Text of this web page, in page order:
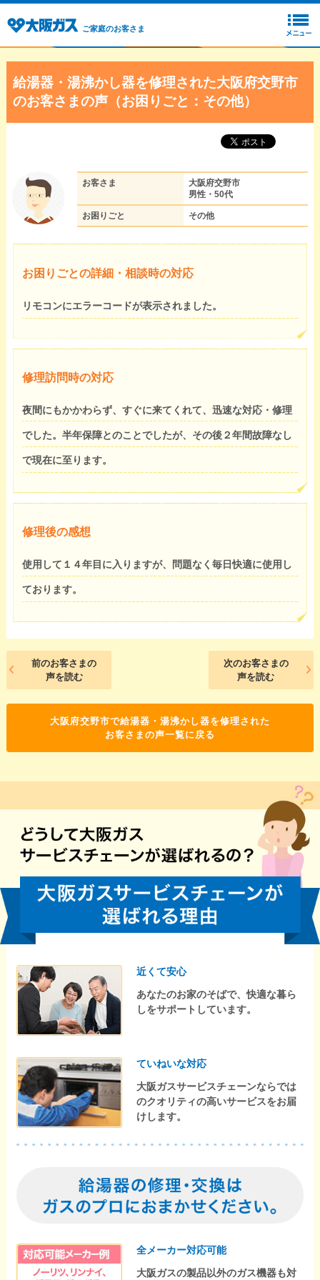
ご家庭のお客さま
給湯器・湯沸かし器を修理された大阪府交野市
のお客さまの声（お困りごと：その他）
お客さま
大阪府交野市
男性・50代
お困りごと その他
お困りごとの詳細・相談時の対応
リモコンにエラーコードが表示されました。
修理訪問時の対応
夜間にもかかわらず、すぐに来てくれて、迅速な対応・修理
でした。半年保障とのことでしたが、その後２年間故障なし
で現在に至ります。
修理後の感想
使用して１４年目に入りますが、問題なく毎日快適に使用し
ております。
前のお客さまの
声を読む
次のお客さまの
声を読む
大阪府交野市で給湯器・湯沸かし器を修理された
お客さまの声一覧に戻る
近くて安心
あなたのお家のそばで、快適な暮ら
しをサポートしています。
ていねいな対応
大阪ガスサービスチェーンならでは
のクオリティの高いサービスをお届
けします。
全メーカー対応可能
大阪ガスの製品以外のガス機器も対